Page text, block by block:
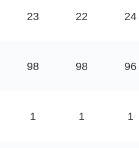
23 22 24
98 98 96
1 1 1